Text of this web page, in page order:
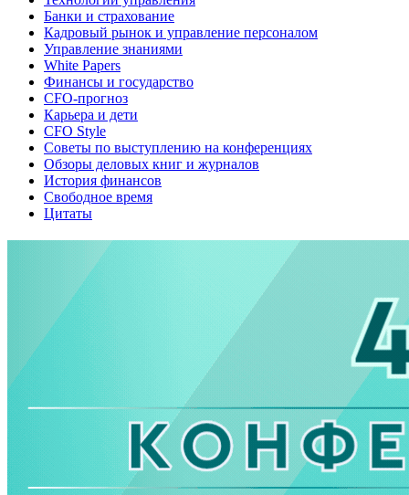
Банки и страхование
Кадровый рынок и управление персоналом
Управление знаниями
White Papers
Финансы и государство
CFO-прогноз
Карьера и дети
CFO Style
Советы по выступлению на конференциях
Обзоры деловых книг и журналов
История финансов
Свободное время
Цитаты